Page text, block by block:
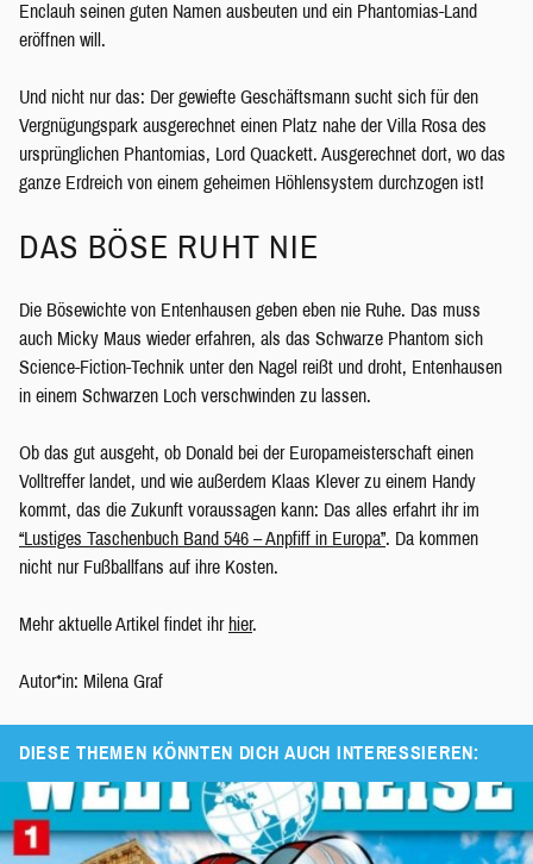
Enclauh seinen guten Namen ausbeuten und ein Phantomias-Land
eröffnen will.
Und nicht nur das: Der gewiefte Geschäftsmann sucht sich für den
Vergnügungspark ausgerechnet einen Platz nahe der Villa Rosa des
ursprünglichen Phantomias, Lord Quackett. Ausgerechnet dort, wo das
ganze Erdreich von einem geheimen Höhlensystem durchzogen ist!
DAS BÖSE RUHT NIE
Die Bösewichte von Entenhausen geben eben nie Ruhe. Das muss
auch Micky Maus wieder erfahren, als das Schwarze Phantom sich
Science-Fiction-Technik unter den Nagel reißt und droht, Entenhausen
in einem Schwarzen Loch verschwinden zu lassen.
Ob das gut ausgeht, ob Donald bei der Europameisterschaft einen
Volltreffer landet, und wie außerdem Klaas Klever zu einem Handy
kommt, das die Zukunft voraussagen kann: Das alles erfahrt ihr im
“Lustiges Taschenbuch Band 546 – Anpfiff in Europa”. Da kommen
nicht nur Fußballfans auf ihre Kosten.
Mehr aktuelle Artikel findet ihr hier.
Autor*in: Milena Graf
DIESE THEMEN KÖNNTEN DICH AUCH INTERESSIEREN: